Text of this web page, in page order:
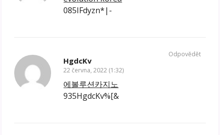
085IFdyzn*|-
HgdcKv
22 června, 2022 (1:32)
에볼루션카지노
935HgdcKv%[&
Odpovědět